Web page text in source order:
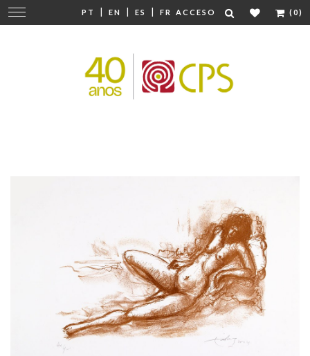
PT | EN | ES | FR ACCESO (0)
Cambiar
navegación